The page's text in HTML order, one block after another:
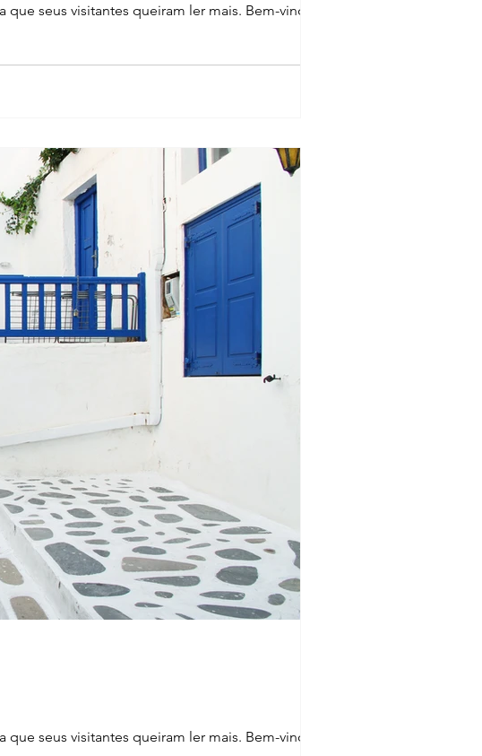
seus visitantes queiram ler mais. Bem-vindo ao
seus visitantes queiram ler mais. Bem-vindo ao